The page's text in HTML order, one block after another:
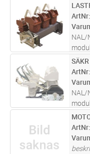
ST
ArtNr
NAL/
och
ST
ArtNr
NAL/
och
ST
ArtNr